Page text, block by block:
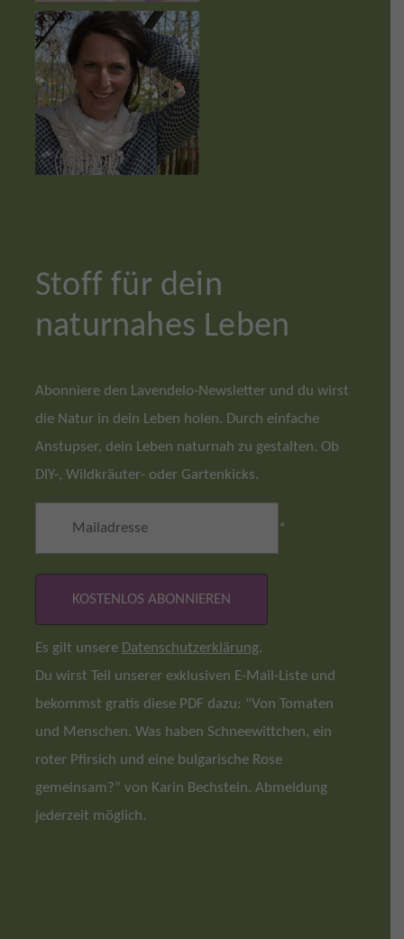
Stoff für dein
naturnahes Leben
Abonniere den Lavendelo-Newsletter und du wirst
die Natur in dein Leben holen. Durch einfache
Anstupser, dein Leben naturnah zu gestalten. Ob
DIY-, Wildkräuter- oder Gartenkicks.
*
Es gilt unsere Datenschutzerklärung.
Du wirst Teil unserer exklusiven E-Mail-Liste und
bekommst gratis diese PDF dazu: “Von Tomaten
und Menschen. Was haben Schneewittchen, ein
roter Pfirsich und eine bulgarische Rose
gemeinsam?” von Karin Bechstein. Abmeldung
jederzeit möglich.